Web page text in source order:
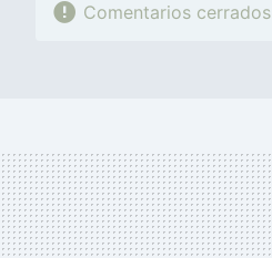
Comentarios cerrados